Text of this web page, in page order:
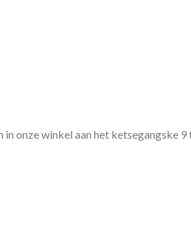
onze winkel aan het ketsegangske 9